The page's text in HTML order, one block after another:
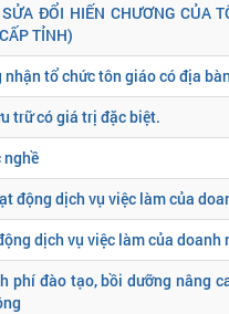
ĐỔI HIẾN CHƯƠNG CỦA
TỈNH)
nhận tổ chức tôn giáo có địa
trữ có giá trị đặc biệt.
nghề
động dịch vụ việc làm của
dịch vụ việc làm của
phí đào tạo, bồi dưỡng nâng